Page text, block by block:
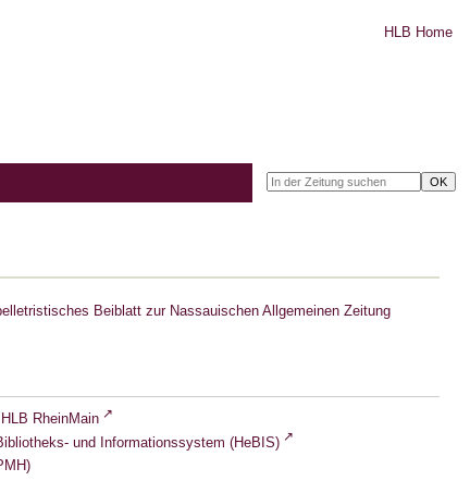
HLB Home
Beiblatt zur Nassauischen Allgemeinen Zeitung
RheinMain
und Informationssystem (HeBIS)